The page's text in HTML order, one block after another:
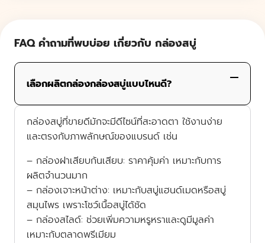
FAQ คำถามที่พบบ่อย เกี่ยวกับ กล่องสบู่
เลือกผลิตกล่องกล่องสบู่แบบไหนดี?
กล่องสบู่ที่ขายดีมักจะมีดีไซน์ที่สะอาดตา ใช้งานง่าย
และตรงกับภาพลักษณ์ของแบรนด์ เช่น
– กล่องฝาเสียบก้นเสียบ: ราคาคุ้มค่า เหมาะกับการ
ผลิตจำนวนมาก
– กล่องเจาะหน้าต่าง: เหมาะกับสบู่แฮนด์เมดหรือสบู่
สมุนไพร เพราะโชว์เนื้อสบู่ได้ชัด
– กล่องสไลด์: ช่วยเพิ่มความหรูหราและดูมีมูลค่า
เหมาะกับตลาดพรีเมียม